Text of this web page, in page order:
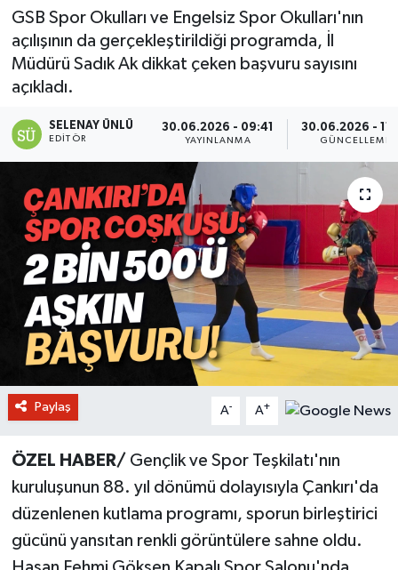
GSB Spor Okulları ve Engelsiz Spor Okulları'nın
açılışının da gerçekleştirildiği programda, İl
Müdürü Sadık Ak dikkat çeken başvuru sayısını
açıkladı.
SELENAY ÜNLÜ
EDITÖR
30.06.2026 - 09:41
YAYINLANMA
30.06.2026 -
GÜNCELLEME
Paylaş A- A+
ÖZEL HABER/ Gençlik ve Spor Teşkilatı'nın
kuruluşunun 88. yıl dönümü dolayısıyla Çankırı'da
düzenlenen kutlama programı, sporun birleştirici
gücünü yansıtan renkli görüntülere sahne oldu.